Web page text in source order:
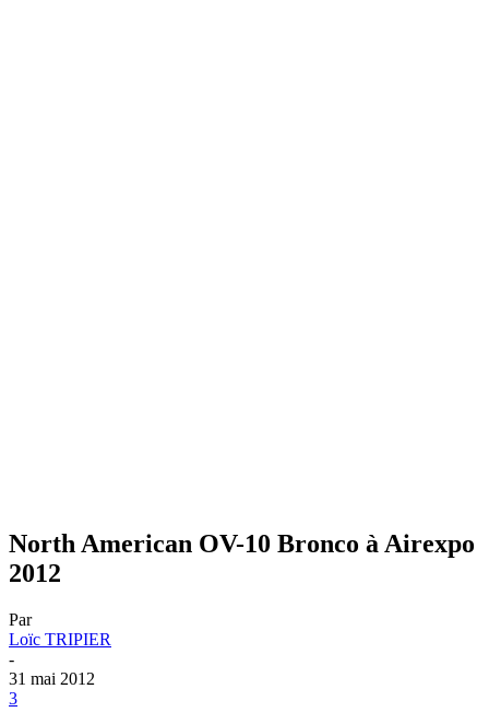
North American OV-10 Bronco à Airexpo
2012
Par
Loïc TRIPIER
-
31 mai 2012
3